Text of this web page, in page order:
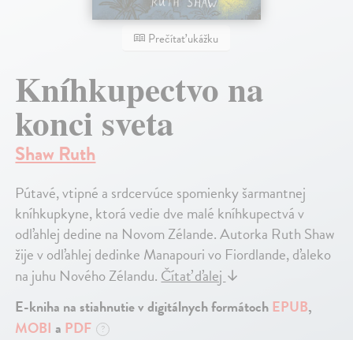
Prečítať ukážku
Kníhkupectvo na
konci sveta
Shaw Ruth
Pútavé, vtipné a srdcervúce spomienky šarmantnej
kníhkupkyne, ktorá vedie dve malé kníhkupectvá v
odľahlej dedine na Novom Zélande. Autorka Ruth Shaw
žije v odľahlej dedinke Manapouri vo Fiordlande, ďaleko
na juhu Nového Zélandu.Čítať ďalej↓
E-kniha na stiahnutie v digitálnych formátochEPUB,
MOBI a PDF ?